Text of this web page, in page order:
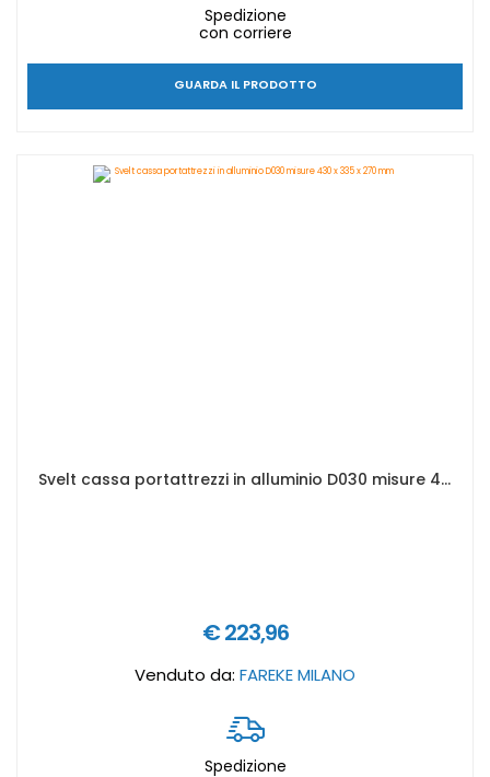
Spedizione
con corriere
GUARDA IL PRODOTTO
Svelt cassa portattrezzi in alluminio D030 misure 430 x 335 x 270 mm
€ 223,96
Venduto da: FAREKE MILANO
Spedizione